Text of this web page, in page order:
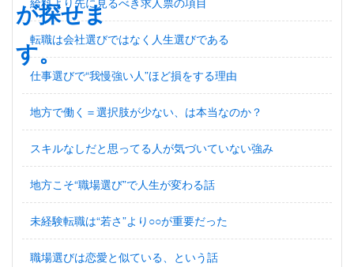
転職は会社選びではなく人生選びである
仕事選びで“我慢強い人”ほど損をする理由
地方で働く＝選択肢が少ない、は本当なのか？
スキルなしだと思ってる人が気づいていない強み
地方こそ“職場選び”で人生が変わる話
未経験転職は“若さ”より○○が重要だった
職場選びは恋愛と似ている、という話